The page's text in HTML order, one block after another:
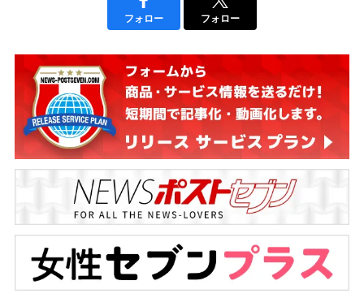
フォロー フォロー